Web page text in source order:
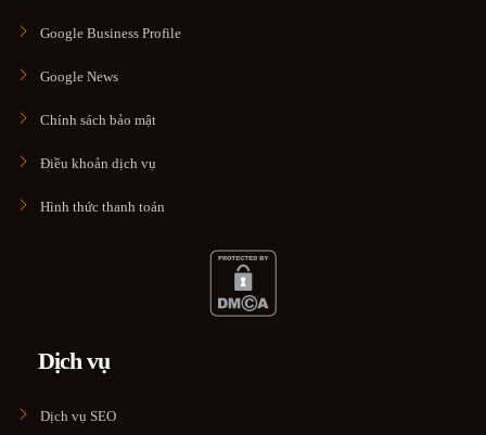
Google Business Profile
Google News
Chính sách bảo mật
Điều khoản dịch vụ
Hình thức thanh toán
Dịch vụ
Dịch vụ SEO